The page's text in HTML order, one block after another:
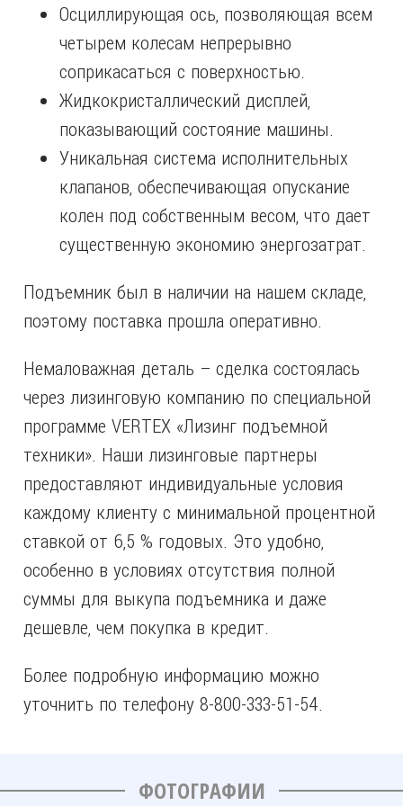
Осциллирующая ось, позволяющая всем
четырем колесам непрерывно
соприкасаться с поверхностью.
Жидкокристаллический дисплей,
показывающий состояние машины.
Уникальная система исполнительных
клапанов, обеспечивающая опускание
колен под собственным весом, что дает
существенную экономию энергозатрат.
Подъемник был в наличии на нашем складе,
поэтому поставка прошла оперативно.
Немаловажная деталь – сделка состоялась
через лизинговую компанию по специальной
программе VERTEX «Лизинг подъемной
техники». Наши лизинговые партнеры
предоставляют индивидуальные условия
каждому клиенту с минимальной процентной
ставкой от 6,5 % годовых. Это удобно,
особенно в условиях отсутствия полной
суммы для выкупа подъемника и даже
дешевле, чем покупка в кредит.
Более подробную информацию можно
уточнить по телефону 8-800-333-51-54.
ФОТОГРАФИИ